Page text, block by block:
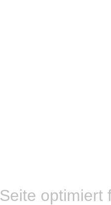
Seite optimiert